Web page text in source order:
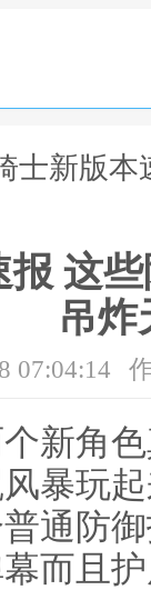
士新版
这
吊炸
07:04:14
新角
暴玩
通防
而且